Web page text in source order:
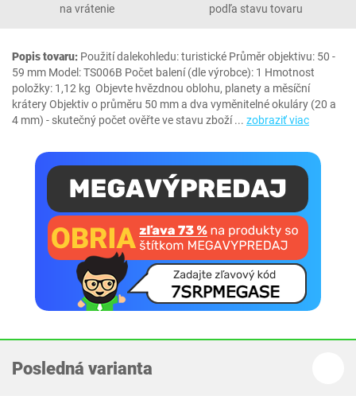
na vrátenie
podľa stavu tovaru
Popis tovaru: Použití dalekohledu: turistické Průměr objektivu: 50 -
59 mm Model: TS006B Počet balení (dle výrobce): 1 Hmotnost
položky: 1,12 kg Objevte hvězdnou oblohu, planety a měsíční
krátery Objektiv o průměru 50 mm a dva vyměnitelné okuláry (20 a
4 mm) - skutečný počet ověřte ve stavu zboží... zobraziť viac
Posledná varianta